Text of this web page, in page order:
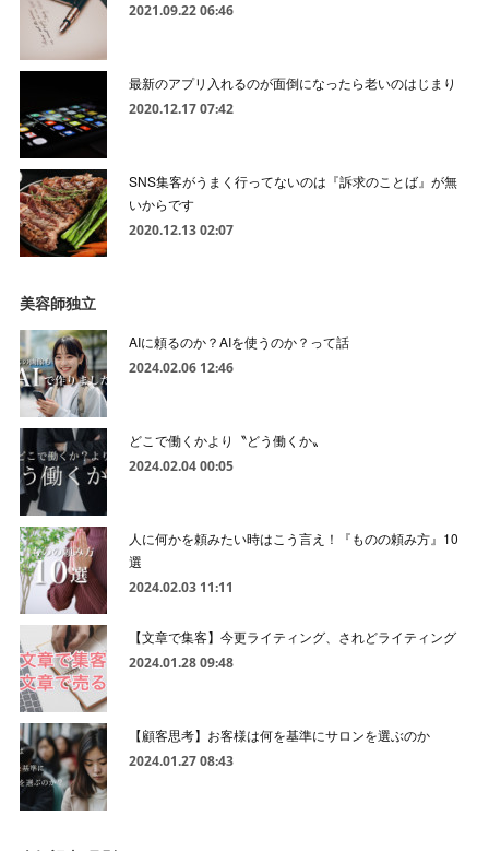
2021.09.22 06:46
最新のアプリ入れるのが面倒になったら老いのはじまり
2020.12.17 07:42
SNS集客がうまく行ってないのは『訴求のことば』が無
いからです
2020.12.13 02:07
美容師独立
AIに頼るのか？AIを使うのか？って話
2024.02.06 12:46
どこで働くかより〝どう働くか〟
2024.02.04 00:05
人に何かを頼みたい時はこう言え！『ものの頼み方』10
選
2024.02.03 11:11
【文章で集客】今更ライティング、されどライティング
2024.01.28 09:48
【顧客思考】お客様は何を基準にサロンを選ぶのか
2024.01.27 08:43